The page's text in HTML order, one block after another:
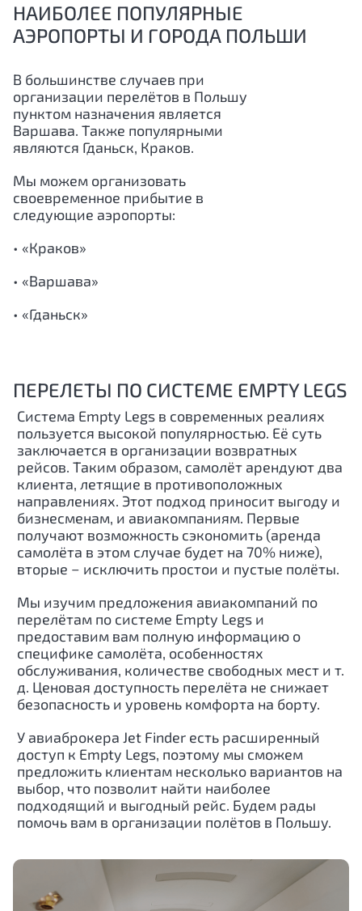
НАИБОЛЕЕ ПОПУЛЯРНЫЕ
АЭРОПОРТЫ И ГОРОДА ПОЛЬШИ
В большинстве случаев при
организации перелётов в Польшу
пунктом назначения является
Варшава. Также популярными
являются Гданьск, Краков.
Мы можем организовать
своевременное прибытие в
следующие аэропорты:
• «Краков»
• «Варшава»
• «Гданьск»
ПЕРЕЛЕТЫ ПО СИСТЕМЕ EMPTY LEGS
Система Empty Legs в современных реалиях
пользуется высокой популярностью. Её суть
заключается в организации возвратных
рейсов. Таким образом, самолёт арендуют два
клиента, летящие в противоположных
направлениях. Этот подход приносит выгоду и
бизнесменам, и авиакомпаниям. Первые
получают возможность сэкономить (аренда
самолёта в этом случае будет на 70% ниже),
вторые − исключить простои и пустые полёты.
Мы изучим предложения авиакомпаний по
перелётам по системе Empty Legs и
предоставим вам полную информацию о
специфике самолёта, особенностях
обслуживания, количестве свободных мест и т.
д. Ценовая доступность перелёта не снижает
безопасность и уровень комфорта на борту.
У авиаброкера Jet Finder есть расширенный
доступ к Empty Legs, поэтому мы сможем
предложить клиентам несколько вариантов на
выбор, что позволит найти наиболее
подходящий и выгодный рейс. Будем рады
помочь вам в организации полётов в Польшу.